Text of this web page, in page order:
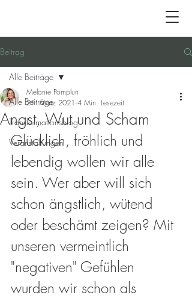
Beitrag
Alle Beiträge
Transformationsblog
Veranstaltungen
Alle Beiträge
Angst, Wut und Scham
Melanie Pomplun
21. März 2021 4 Min. Lesezeit
Glücklich, fröhlich und
lebendig wollen wir alle
sein. Wer aber will sich
schon ängstlich, wütend
oder beschämt zeigen? Mit
unseren vermeintlich
"negativen" Gefühlen
wurden wir schon als